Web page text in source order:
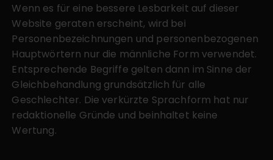
Wenn es für eine bessere Lesbarkeit auf dieser
Website geraten erscheint, wird bei
Personenbezeichnungen und personenbezogenen
Hauptwörtern nur die männliche Form verwendet.
Entsprechende Begriffe gelten dann im Sinne der
Gleichbehandlung grundsätzlich für alle
Geschlechter. Die verkürzte Sprachform hat nur
redaktionelle Gründe und beinhaltet keine
Wertung.